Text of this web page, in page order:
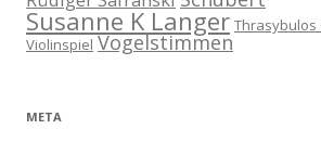
Susanne K Langer Thrasybulos
Violinspiel Vogelstimmen
META